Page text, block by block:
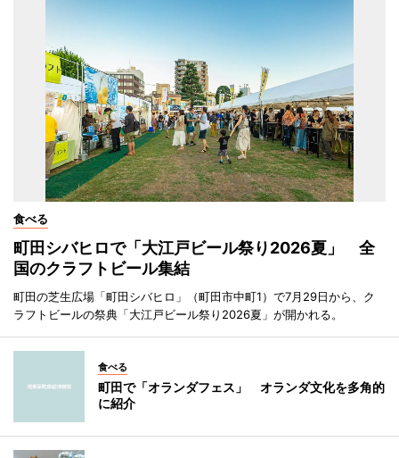
食べる
町田シバヒロで「大江戸ビール祭り2026夏」 全
国のクラフトビール集結
町田の芝生広場「町田シバヒロ」（町田市中町1）で7月29日から、ク
ラフトビールの祭典「大江戸ビール祭り2026夏」が開かれる。
食べる
町田で「オランダフェス」 オランダ文化を多角的
に紹介